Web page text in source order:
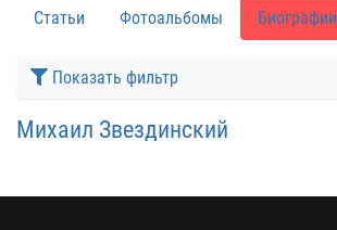
Статьи Фотоальбомы Биографии
Показать фильтр
Михаил Звездинский